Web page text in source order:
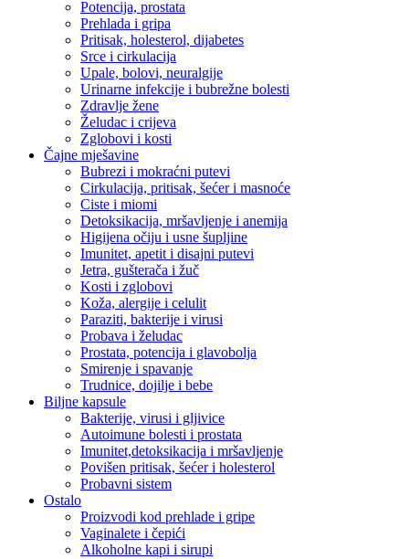
Potencija, prostata
Prehlada i gripa
Pritisak, holesterol, dijabetes
Srce i cirkulacija
Upale, bolovi, neuralgije
Urinarne infekcije i bubrežne bolesti
Zdravlje žene
Želudac i crijeva
Zglobovi i kosti
Čajne mješavine
Bubrezi i mokraćni putevi
Cirkulacija, pritisak, šećer i masnoće
Ciste i miomi
Detoksikacija, mršavljenje i anemija
Higijena očiju i usne šupljine
Imunitet, apetit i disajni putevi
Jetra, gušterača i žuč
Kosti i zglobovi
Koža, alergije i celulit
Paraziti, bakterije i virusi
Probava i želudac
Prostata, potencija i glavobolja
Smirenje i spavanje
Trudnice, dojilje i bebe
Biljne kapsule
Bakterije, virusi i gljivice
Autoimune bolesti i prostata
Imunitet,detoksikacija i mršavljenje
Povišen pritisak, šećer i holesterol
Probavni sistem
Ostalo
Proizvodi kod prehlade i gripe
Vaginalete i čepići
Alkoholne kapi i sirupi